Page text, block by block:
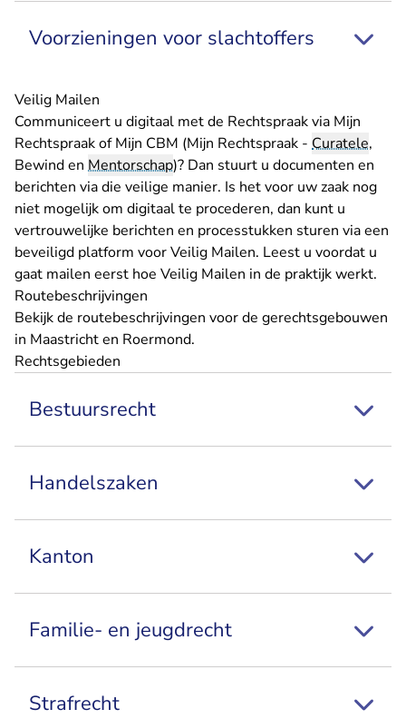
Voorzieningen voor slachtoffers
Veilig Mailen
Communiceert u digitaal met de Rechtspraak via Mijn
Rechtspraak of Mijn CBM (Mijn Rechtspraak - Curatele,
Bewind en Mentorschap)? Dan stuurt u documenten en
berichten via die veilige manier. Is het voor uw zaak nog
niet mogelijk om digitaal te procederen, dan kunt u
vertrouwelijke berichten en processtukken sturen via een
beveiligd platform voor Veilig Mailen. Leest u voordat u
gaat mailen eerst hoe Veilig Mailen in de praktijk werkt.
Routebeschrijvingen
Bekijk de routebeschrijvingen voor de gerechtsgebouwen
in Maastricht en Roermond.
Rechtsgebieden
Bestuursrecht
Handelszaken
Kanton
Familie- en jeugdrecht
Strafrecht